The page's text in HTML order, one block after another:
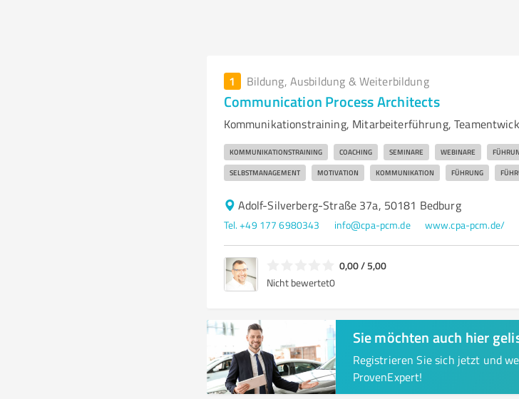
1 Bildung, Ausbildung & Weiterbildung
Communication Process Architects
Kommunikationstraining, Mitarbeiterführung,
KOMMUNIKATIONSTRAINING COACHING SEMINARE WEBINARE
SELBSTMANAGEMENT MOTIVATION KOMMUNIKATION FÜHRUNG
Adolf-Silverberg-Straße 37a, 50181 Bedburg
Tel. +49 177 6980343 info@cpa-pcm.de www.cpa-pcm.de/
0,00 / 5,00
Nicht bewertet0
Sie möchten auch hier
Registrieren Sie sich jetzt und
ProvenExpert!